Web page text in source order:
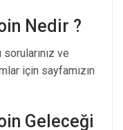
Nedir ?
ve
için sayfamızın
Geleceği